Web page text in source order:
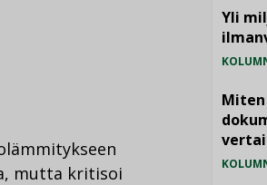
mutta kritisoi
Yli
Miten